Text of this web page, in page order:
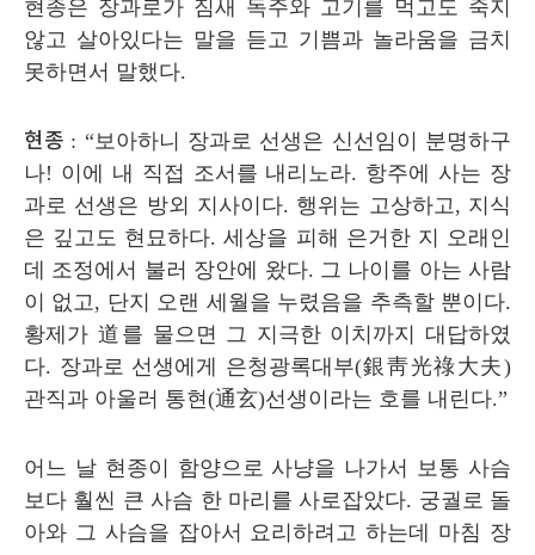
현종은 장과로가 짐새 독주와 고기를 먹고도 죽지
않고 살아있다는 말을 듣고 기쁨과 놀라움을 금치
못하면서 말했다.
현종 : “보아하니 장과로 선생은 신선임이 분명하구
나! 이에 내 직접 조서를 내리노라. 항주에 사는 장
과로 선생은 방외 지사이다. 행위는 고상하고, 지식
은 깊고도 현묘하다.세상을 피해 은거한 지 오래인
데 조정에서 불러 장안에 왔다. 그 나이를 아는 사람
이 없고, 단지 오랜 세월을 누렸음을 추측할 뿐이다.
황제가 道 를 물으면 그 지극한 이치까지 대답하였
다. 장과로 선생에게 은청광록대부(銀靑光祿大夫)
관직과 아울러 통현(通玄)선생이라는 호를 내린다.”
어느 날 현종이 함양으로 사냥을 나가서 보통 사슴
보다 훨씬 큰 사슴 한 마리를 사로잡았다. 궁궐로 돌
아와 그 사슴을 잡아서 요리하려고 하는데 마침 장